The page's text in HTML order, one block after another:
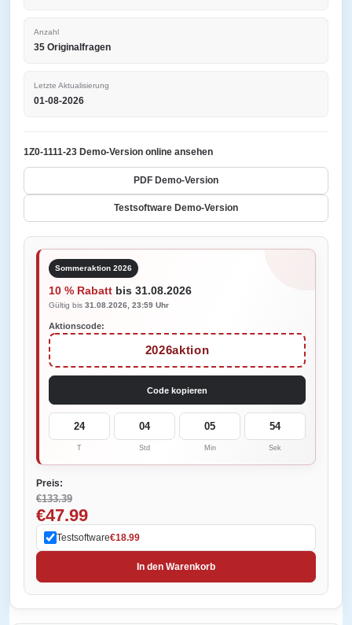
Anzahl
35 Originalfragen
Letzte Aktualisierung
01-08-2026
1Z0-1111-23 Demo-Version online ansehen
PDF Demo-Version
Testsoftware Demo-Version
Sommeraktion 2026
10 % Rabatt bis 31.08.2026
Gültig bis 31.08.2026, 23:59 Uhr
Aktionscode:
2026aktion
Code kopieren
24
T
04
Std
05
Min
54
Sek
Preis:
€133.39
€47.99
Testsoftware€18.99
In den Warenkorb